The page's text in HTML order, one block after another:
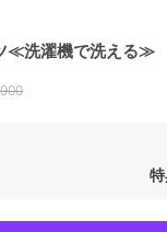
≪洗濯機で洗える≫